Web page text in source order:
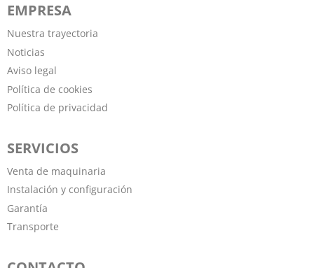
EMPRESA
Nuestra trayectoria
Noticias
Aviso legal
Política de cookies
Política de privacidad
SERVICIOS
Venta de maquinaria
Instalación y configuración
Garantía
Transporte